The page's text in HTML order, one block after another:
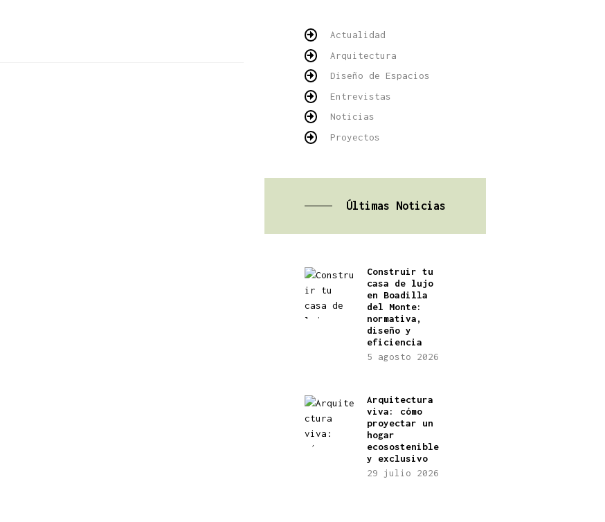
Actualidad
Arquitectura
Diseño de Espacios
Entrevistas
Noticias
Proyectos
Últimas Noticias
Construir tu
casa de lujo
en Boadilla
del Monte:
normativa,
diseño y
eficiencia
5 agosto 2026
Arquitectura
viva: cómo
proyectar un
hogar
ecosostenible
y exclusivo
29 julio 2026